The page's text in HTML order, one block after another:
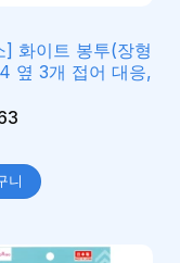
] 화이트 봉투(장형
옆 3개 접어 대응,
니